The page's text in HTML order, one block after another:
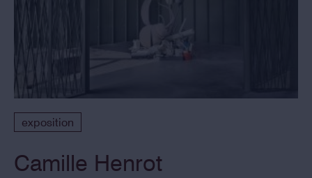
exposition
Camille Henrot